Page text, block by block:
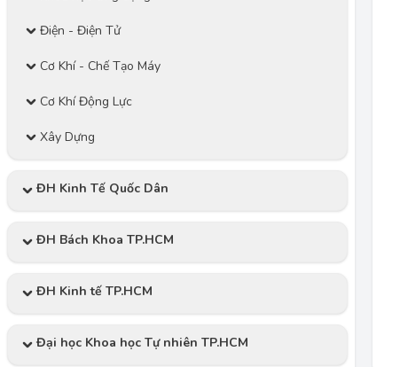
Điện - Điện Tử
Cơ Khí - Chế Tạo Máy
Cơ Khí Động Lực
Xây Dựng
ĐH Kinh Tế Quốc Dân
ĐH Bách Khoa TP.HCM
ĐH Kinh tế TP.HCM
Đại học Khoa học Tự nhiên TP.HCM